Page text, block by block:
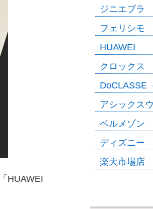
HUAWEI
ジニエブラ
フェリシモ
HUAWEI
クロックス
DoCLASSE
アシックス
ベルメゾン
ディズニー
楽天市場店